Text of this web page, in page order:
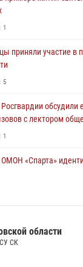
Руси
1
приняли участие в
5
обсудили
с лектором
1
«Спарта»
области
СК